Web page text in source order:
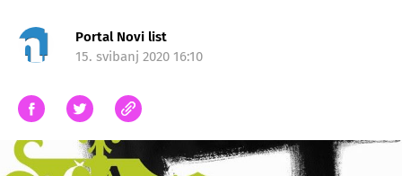
Portal Novi list
15. svibanj 2020 16:10